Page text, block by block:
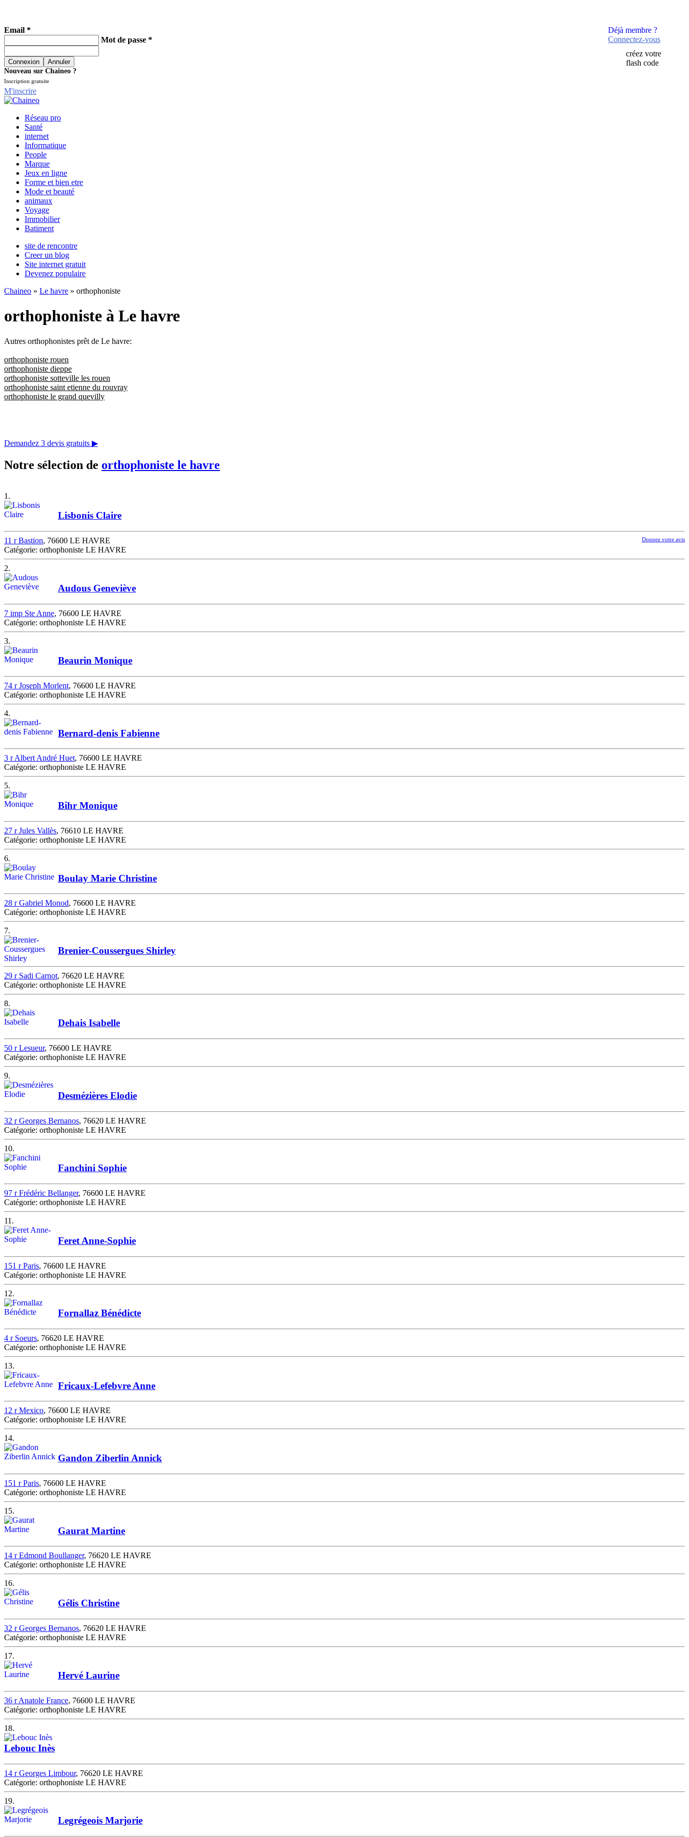
Déjà membre ?
Connectez-vous
créez votre
flash code
Email *
Mot de passe *
Nouveau sur Chaineo ?
Inscription gratuite
M'inscrire
Réseau pro
Santé
internet
Informatique
People
Marque
Jeux en ligne
Forme et bien etre
Mode et beauté
animaux
Voyage
Immobilier
Batiment
site de rencontre
Creer un blog
Site internet gratuit
Devenez populaire
Chaineo » Le havre » orthophoniste
orthophoniste à Le havre
Autres orthophonistes prêt de Le havre:
orthophoniste rouen
orthophoniste dieppe
orthophoniste sotteville les rouen
orthophoniste saint etienne du rouvray
orthophoniste le grand quevilly
Demandez 3 devis gratuits ▶
Notre sélection de orthophoniste le havre
1.
Lisbonis Claire
Donnez votre avis
11 r Bastion, 76600 LE HAVRE
Catégorie: orthophoniste LE HAVRE
2.
Audous Geneviève
7 imp Ste Anne, 76600 LE HAVRE
Catégorie: orthophoniste LE HAVRE
3.
Beaurin Monique
74 r Joseph Morlent, 76600 LE HAVRE
Catégorie: orthophoniste LE HAVRE
4.
Bernard-denis Fabienne
3 r Albert André Huet, 76600 LE HAVRE
Catégorie: orthophoniste LE HAVRE
5.
Bihr Monique
27 r Jules Vallès, 76610 LE HAVRE
Catégorie: orthophoniste LE HAVRE
6.
Boulay Marie Christine
28 r Gabriel Monod, 76600 LE HAVRE
Catégorie: orthophoniste LE HAVRE
7.
Brenier-Coussergues Shirley
29 r Sadi Carnot, 76620 LE HAVRE
Catégorie: orthophoniste LE HAVRE
8.
Dehais Isabelle
50 r Lesueur, 76600 LE HAVRE
Catégorie: orthophoniste LE HAVRE
9.
Desmézières Elodie
32 r Georges Bernanos, 76620 LE HAVRE
Catégorie: orthophoniste LE HAVRE
10.
Fanchini Sophie
97 r Frédéric Bellanger, 76600 LE HAVRE
Catégorie: orthophoniste LE HAVRE
11.
Feret Anne-Sophie
151 r Paris, 76600 LE HAVRE
Catégorie: orthophoniste LE HAVRE
12.
Fornallaz Bénédicte
4 r Soeurs, 76620 LE HAVRE
Catégorie: orthophoniste LE HAVRE
13.
Fricaux-Lefebvre Anne
12 r Mexico, 76600 LE HAVRE
Catégorie: orthophoniste LE HAVRE
14.
Gandon Ziberlin Annick
151 r Paris, 76600 LE HAVRE
Catégorie: orthophoniste LE HAVRE
15.
Gaurat Martine
14 r Edmond Boullanger, 76620 LE HAVRE
Catégorie: orthophoniste LE HAVRE
16.
Gélis Christine
32 r Georges Bernanos, 76620 LE HAVRE
Catégorie: orthophoniste LE HAVRE
17.
Hervé Laurine
36 r Anatole France, 76600 LE HAVRE
Catégorie: orthophoniste LE HAVRE
18.
Lebouc Inès
14 r Georges Limbour, 76620 LE HAVRE
Catégorie: orthophoniste LE HAVRE
19.
Legrégeois Marjorie